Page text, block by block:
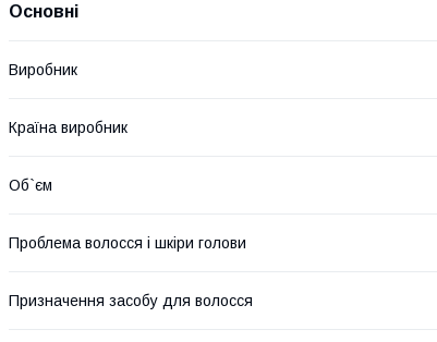
Основні
Виробник
Країна виробник
Об`єм
Проблема волосся і шкіри голови
Призначення засобу для волосся